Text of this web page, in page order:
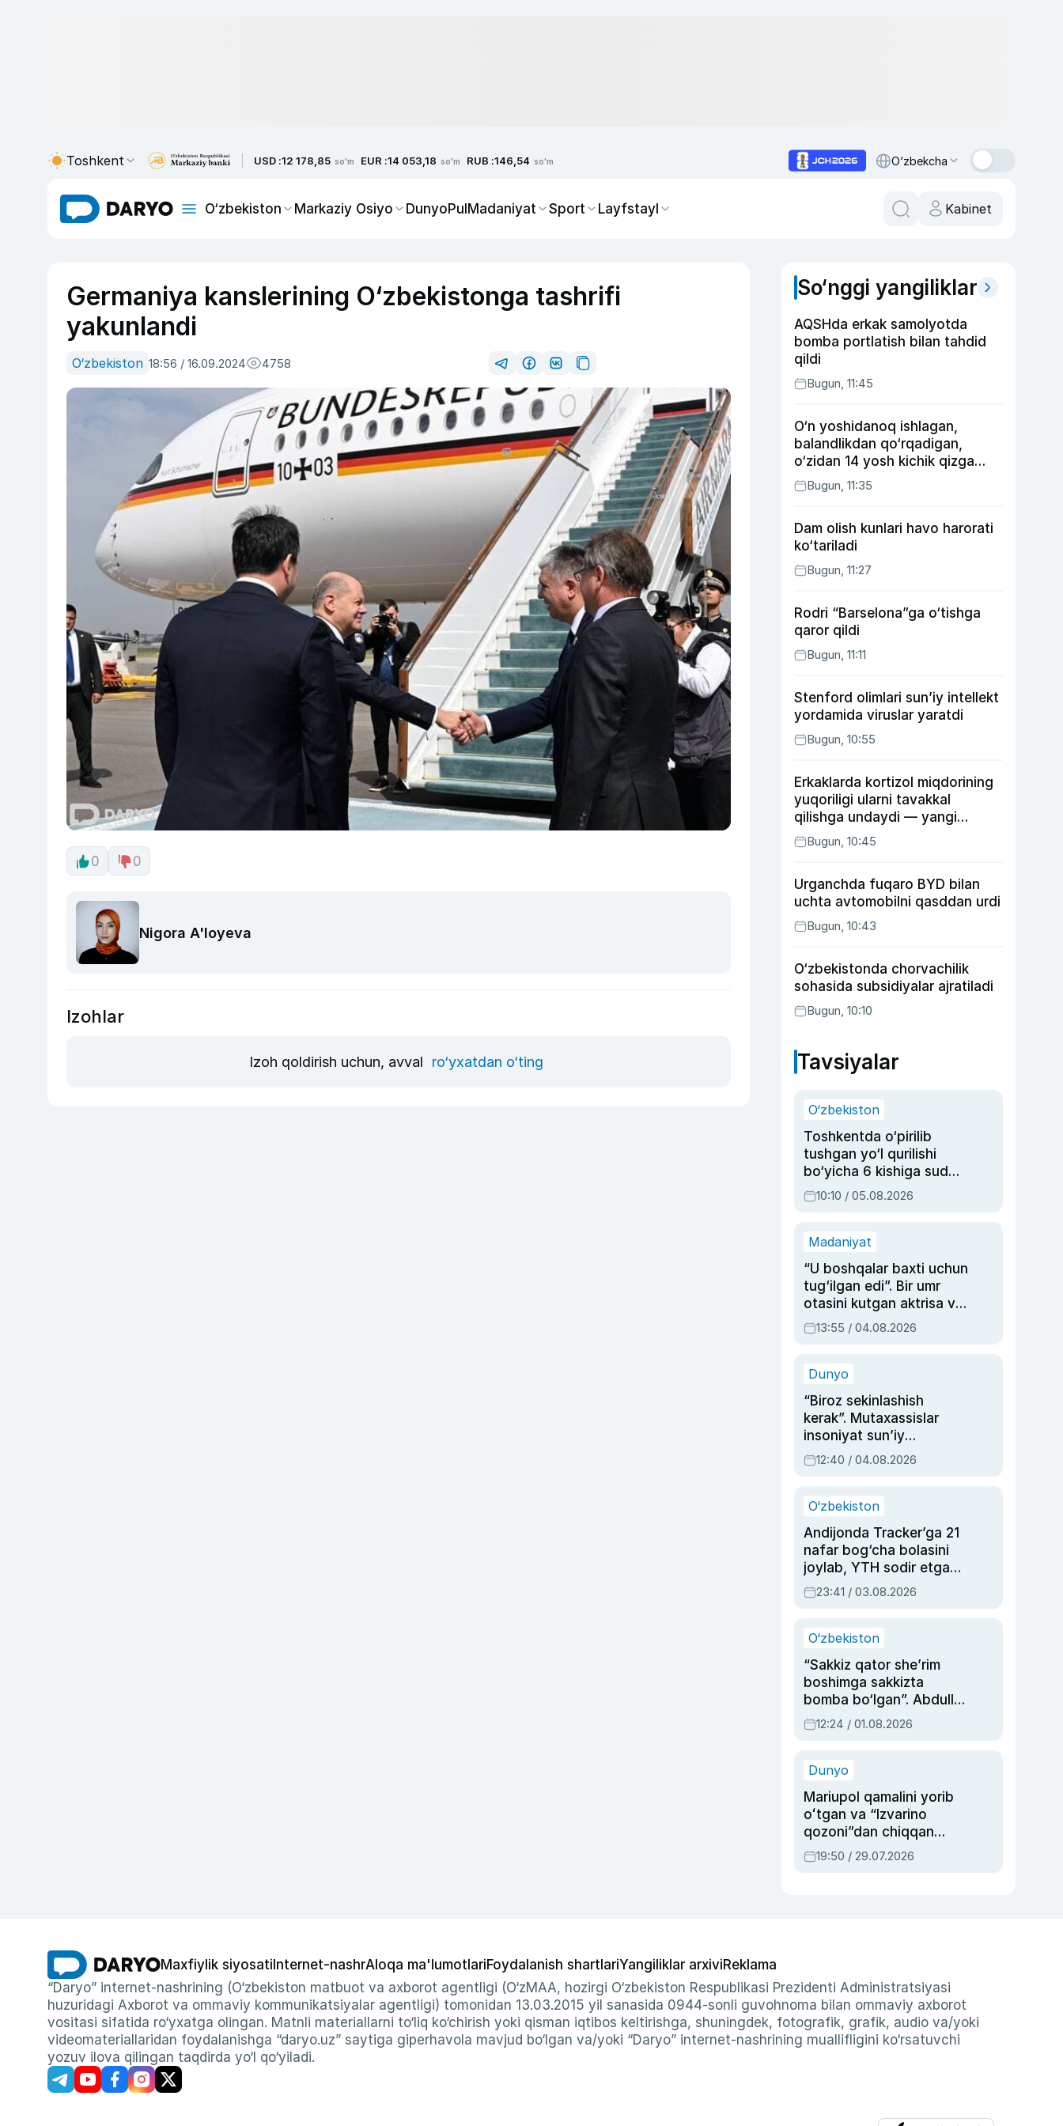
Toshkent USD :12 178,85 so'm EUR :14 053,18 so'm RUB :146,54 so'm O‘zbekcha
O‘zbekiston Markaziy Osiyo DunyoPulMadaniyat Sport Layfstayl Kabinet
Germaniya kanslerining O‘zbekistonga tashrifi
yakunlandi
O‘zbekiston 18:56 / 16.09.2024 4758
0 0
Nigora A'loyeva
Izohlar
Izoh qoldirish uchun, avval ro‘yxatdan o‘ting
So‘nggi yangiliklar
AQSHda erkak samolyotda
bomba portlatish bilan tahdid
qildi
Bugun, 11:45
O‘n yoshidanoq ishlagan,
balandlikdan qo‘rqadigan,
o‘zidan 14 yosh kichik qizga
uylangan Yorqinxo‘ja Umarov
34 yoshda
Bugun, 11:35
Dam olish kunlari havo harorati
ko‘tariladi
Bugun, 11:27
Rodri “Barselona”ga o‘tishga
qaror qildi
Bugun, 11:11
Stenford olimlari sun’iy intellekt
yordamida viruslar yaratdi
Bugun, 10:55
Erkaklarda kortizol miqdorining
yuqoriligi ularni tavakkal
qilishga undaydi — yangi
tadqiqot
Bugun, 10:45
Urganchda fuqaro BYD bilan
uchta avtomobilni qasddan urdi
Bugun, 10:43
O‘zbekistonda chorvachilik
sohasida subsidiyalar ajratiladi
Bugun, 10:10
Tavsiyalar
O‘zbekiston
Toshkentda o‘pirilib
tushgan yo‘l qurilishi
bo‘yicha 6 kishiga sud
hukmi o‘qildi
10:10 / 05.08.2026
Madaniyat
“U boshqalar baxti uchun
tug‘ilgan edi”. Bir umr
otasini kutgan aktrisa va
dublyaj ustasi Rimma
Ahmedovaning
13:55 / 04.08.2026
Dunyo
“Biroz sekinlashish
kerak”. Mutaxassislar
insoniyat sun’iy
intellektni boshqara
olmay qolishidan xavotir
12:40 / 04.08.2026
O‘zbekiston
Andijonda Tracker’ga 21
nafar bog‘cha bolasini
joylab, YTH sodir etgan
ayolga sud hukmi o‘qildi
23:41 / 03.08.2026
O‘zbekiston
“Sakkiz qator she’rim
boshimga sakkizta
bomba bo‘lgan”. Abdulla
Oripovni siyosiy
ayblovlardan asrab
12:24 / 01.08.2026
Dunyo
Mariupol qamalini yorib
oʻtgan va “Izvarino
qozoni”dan chiqqan
qahramon — Ukraina
armiyasi bosh
19:50 / 29.07.2026
Maxfiylik siyosati Internet-nashrAloqa ma'lumotlariFoydalanish shartlariYangiliklar arxiviReklama
“Daryo” internet-nashrining (O‘zbekiston matbuot va axborot agentligi (O‘zMAA, hozirgi O‘zbekiston Respublikasi Prezidenti Administratsiyasi
huzuridagi Axborot va ommaviy kommunikatsiyalar agentligi) tomonidan 13.03.2015 yil sanasida 0944-sonli guvohnoma bilan ommaviy axborot
vositasi sifatida ro‘yxatga olingan. Matnli materiallarni to‘liq ko‘chirish yoki qisman iqtibos keltirishga, shuningdek, fotografik, grafik, audio va/yoki
videomateriallaridan foydalanishga “daryo.uz” saytiga giperhavola mavjud bo‘lgan va/yoki “Daryo” internet-nashrining muallifligini ko‘rsatuvchi
yozuv ilova qilingan taqdirda yo‘l qo‘yiladi.